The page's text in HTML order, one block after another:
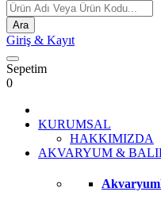
Ara
Giriş & Kayıt
Sepetim
0
KURUMSAL
HAKKIMIZDA
AKVARYUM &